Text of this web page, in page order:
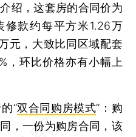
，这套房的合同价为
修款约每平方米1.26万
元，大致比同区域配套
，环比价格亦有小幅上
“双合同购房模式”：购
，一份为购房合同，该